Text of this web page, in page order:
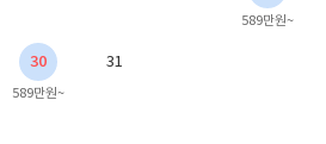
589만원~
30
589만원~
31